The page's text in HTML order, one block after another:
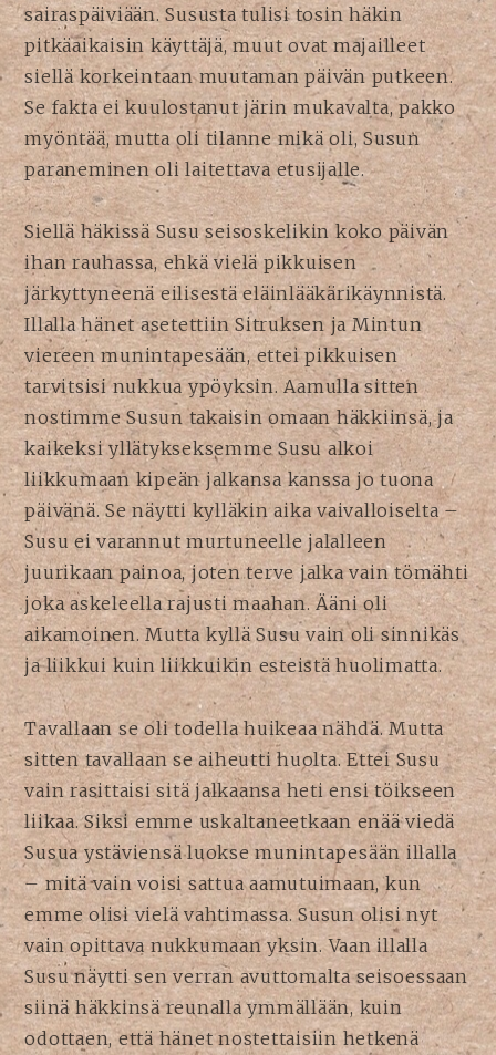
sairaspäiviään. Sususta tulisi tosin häkin
pitkäaikaisin käyttäjä, muut ovat majailleet
siellä korkeintaan muutaman päivän putkeen.
Se fakta ei kuulostanut järin mukavalta, pakko
myöntää, mutta oli tilanne mikä oli, Susun
paraneminen oli laitettava etusijalle.
Siellä häkissä Susu seisoskelikin koko päivän
ihan rauhassa, ehkä vielä pikkuisen
järkyttyneenä eilisestä eläinlääkärikäynnistä.
Illalla hänet asetettiin Sitruksen ja Mintun
viereen munintapesään, ettei pikkuisen
tarvitsisi nukkua ypöyksin. Aamulla sitten
nostimme Susun takaisin omaan häkkiinsä, ja
kaikeksi yllätykseksemme Susu alkoi
liikkumaan kipeän jalkansa kanssa jo tuona
päivänä. Se näytti kylläkin aika vaivalloiselta –
Susu ei varannut murtuneelle jalalleen
juurikaan painoa, joten terve jalka vain tömähti
joka askeleella rajusti maahan. Ääni oli
aikamoinen. Mutta kyllä Susu vain oli sinnikäs
ja liikkui kuin liikkuikin esteistä huolimatta.
Tavallaan se oli todella huikeaa nähdä. Mutta
sitten tavallaan se aiheutti huolta. Ettei Susu
vain rasittaisi sitä jalkaansa heti ensi töikseen
liikaa. Siksi emme uskaltaneetkaan enää viedä
Susua ystäviensä luokse munintapesään illalla
– mitä vain voisi sattua aamutuimaan, kun
emme olisi vielä vahtimassa. Susun olisi nyt
vain opittava nukkumaan yksin. Vaan illalla
Susu näytti sen verran avuttomalta seisoessaan
siinä häkkinsä reunalla ymmällään, kuin
odottaen, että hänet nostettaisiin hetkenä